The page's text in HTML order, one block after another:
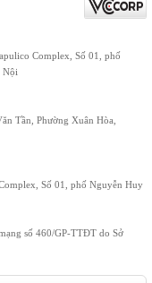
Complex, Số 01, phố
Nội
Tần, Phường Xuân Hòa,
Số 01, phố Nguyễn Huy
số 460/GP-TTĐT do Sở